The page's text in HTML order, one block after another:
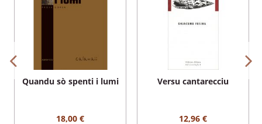
Quandu sò spenti i lumi
18,00 €
Versu cantarecciu
12,96 €